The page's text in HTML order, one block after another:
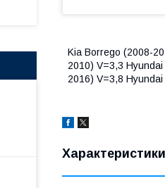
Kia Borrego (2008-
2010) V=3,3
2016) V=3,8
Характеристики